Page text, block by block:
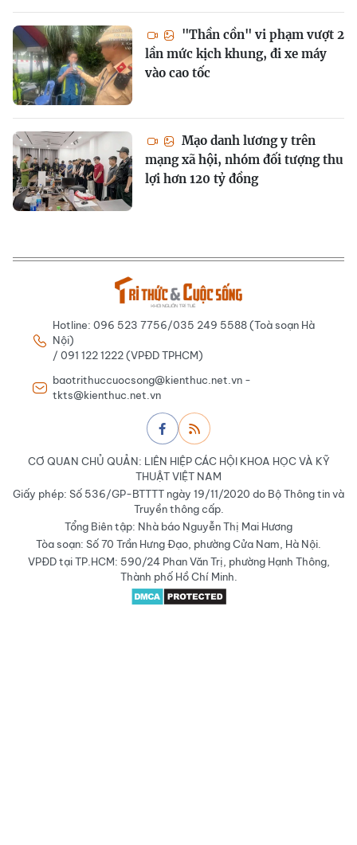
"Thần cồn" vi phạm vượt 2
lần mức kịch khung, đi xe máy
vào cao tốc
Mạo danh lương y trên
mạng xã hội, nhóm đối tượng thu
lợi hơn 120 tỷ đồng
Hotline: 096 523 7756/035 249 5588 (Toà soạn Hà
Nội)
/ 091 122 1222 (VPĐD TPHCM)
baotrithuccuocsong@kienthuc.net.vn -
tkts@kienthuc.net.vn
CƠ QUAN CHỦ QUẢN: LIÊN HIỆP CÁC HỘI KHOA HỌC VÀ KỸ
THUẬT VIỆT NAM
Giấy phép: Số 536/GP-BTTTT ngày 19/11/2020 do Bộ Thông tin và
Truyền thông cấp.
Tổng Biên tập: Nhà báo Nguyễn Thị Mai Hương
Tòa soạn: Số 70 Trần Hưng Đạo, phường Cửa Nam, Hà Nội.
VPĐD tại TP.HCM: 590/24 Phan Văn Trị, phường Hạnh Thông,
Thành phố Hồ Chí Minh.